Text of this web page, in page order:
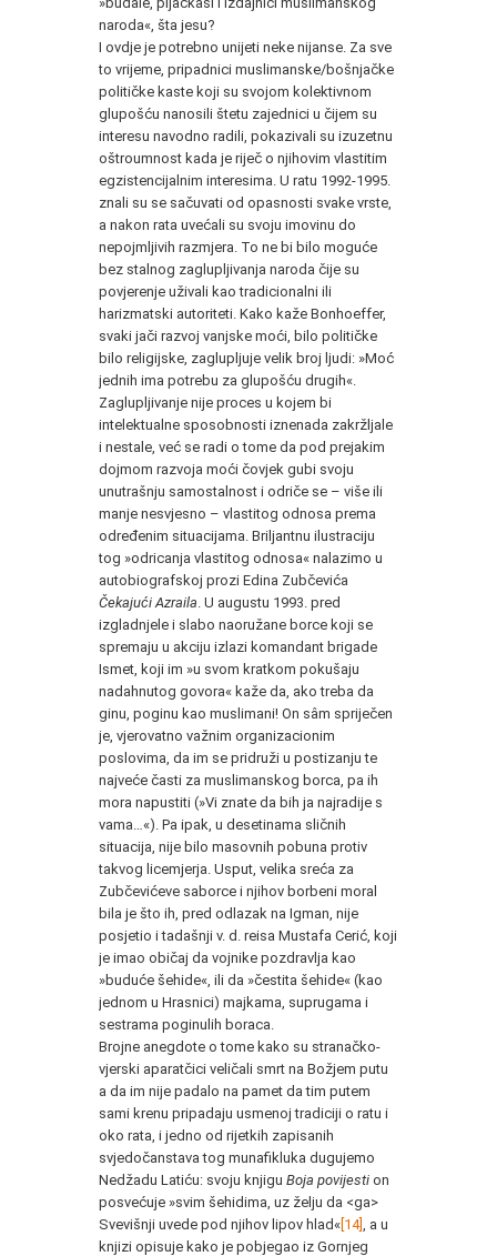
naroda«, šta jesu?
I ovdje je potrebno unijeti neke nijanse. Za sve
to vrijeme, pripadnici muslimanske/bošnjačke
političke kaste koji su svojom kolektivnom
glupošću nanosili štetu zajednici u čijem su
interesu navodno radili, pokazivali su izuzetnu
oštroumnost kada je riječ o njihovim vlastitim
egzistencijalnim interesima. U ratu 1992-1995.
znali su se sačuvati od opasnosti svake vrste,
a nakon rata uvećali su svoju imovinu do
nepojmljivih razmjera. To ne bi bilo moguće
bez stalnog zaglupljivanja naroda čije su
povjerenje uživali kao tradicionalni ili
harizmatski autoriteti. Kako kaže Bonhoeffer,
svaki jači razvoj vanjske moći, bilo političke
bilo religijske, zaglupljuje velik broj ljudi: »Moć
jednih ima potrebu za glupošću drugih«.
Zaglupljivanje nije proces u kojem bi
intelektualne sposobnosti iznenada zakržljale
i nestale, već se radi o tome da pod prejakim
dojmom razvoja moći čovjek gubi svoju
unutrašnju samostalnost i odriče se – više ili
manje nesvjesno – vlastitog odnosa prema
određenim situacijama. Briljantnu ilustraciju
tog »odricanja vlastitog odnosa« nalazimo u
autobiografskoj prozi Edina Zubčevića
Čekajući Azraila . U augustu 1993. pred
izgladnjele i slabo naoružane borce koji se
spremaju u akciju izlazi komandant brigade
Ismet, koji im »u svom kratkom pokušaju
nadahnutog govora« kaže da, ako treba da
ginu, poginu kao muslimani! On sâm spriječen
je, vjerovatno važnim organizacionim
poslovima, da im se pridruži u postizanju te
najveće časti za muslimanskog borca, pa ih
mora napustiti (»Vi znate da bih ja najradije s
vama…«). Pa ipak, u desetinama sličnih
situacija, nije bilo masovnih pobuna protiv
takvog licemjerja. Usput, velika sreća za
Zubčevićeve saborce i njihov borbeni moral
bila je što ih, pred odlazak na Igman, nije
posjetio i tadašnji v. d. reisa Mustafa Cerić, koji
je imao običaj da vojnike pozdravlja kao
»buduće šehide«, ili da »čestita šehide« (kao
jednom u Hrasnici) majkama, suprugama i
sestrama poginulih boraca.
Brojne anegdote o tome kako su stranačko-
vjerski aparatčici veličali smrt na Božjem putu
a da im nije padalo na pamet da tim putem
sami krenu pripadaju usmenoj tradiciji o ratu i
oko rata, i jedno od rijetkih zapisanih
svjedočanstava tog munafikluka dugujemo
Nedžadu Latiću: svoju knjigu Boja povijesti on
posvećuje »svim šehidima, uz želju da <ga>
Svevišnji uvede pod njihov lipov hlad« [14] , a u
knjizi opisuje kako je pobjegao iz Gornjeg